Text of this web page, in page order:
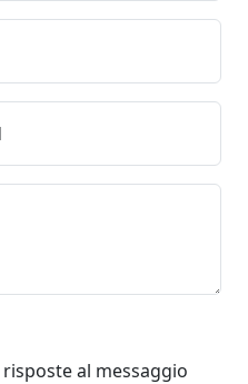
al messaggio